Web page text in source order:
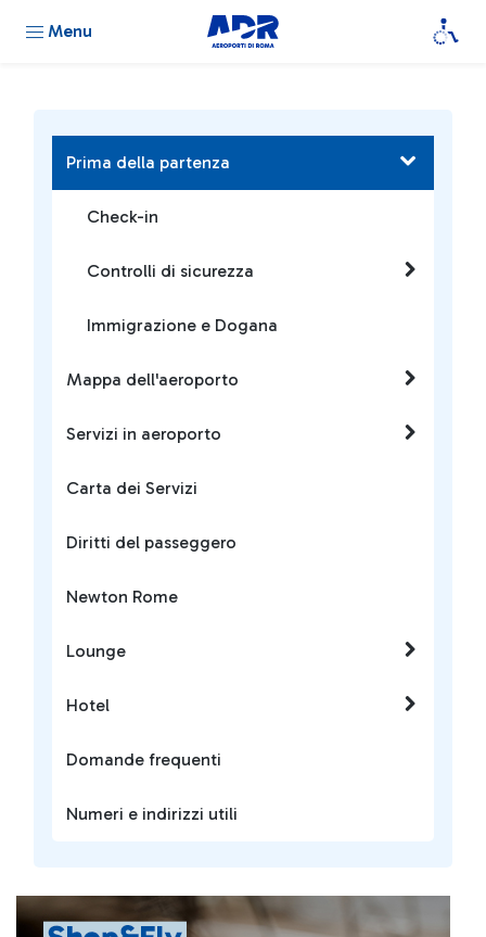
Menu
Prima della partenza
Check-in
Controlli di sicurezza
Immigrazione e Dogana
Mappa dell'aeroporto
Servizi in aeroporto
Carta dei Servizi
Diritti del passeggero
Newton Rome
Lounge
Hotel
Domande frequenti
Numeri e indirizzi utili